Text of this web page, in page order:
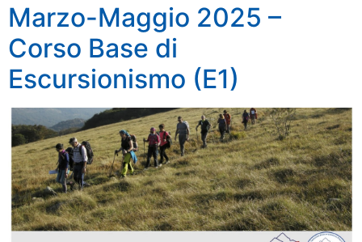
Marzo-Maggio 2025 –
Corso Base di
Escursionismo (E1)